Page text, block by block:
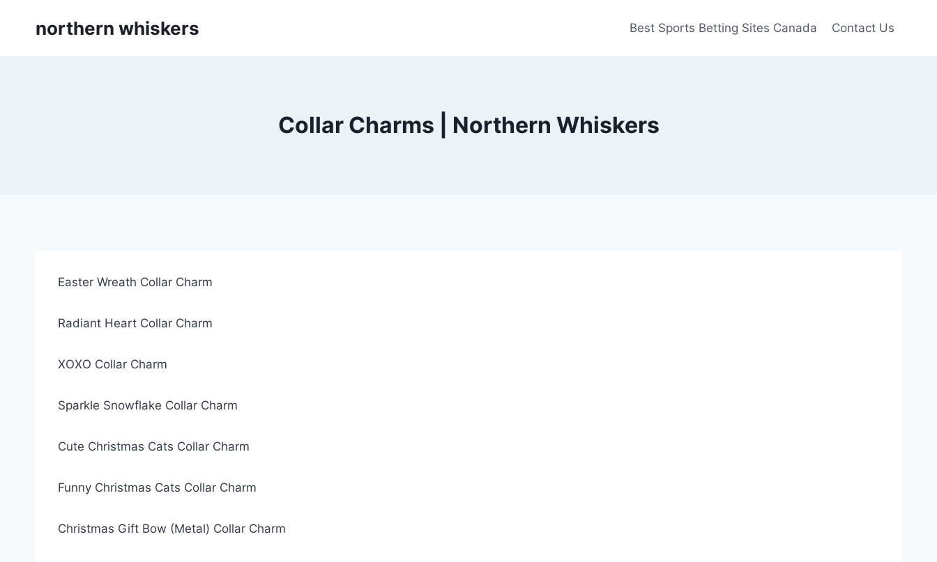
northern whiskers Best Sports Betting Sites Canada Contact Us
Collar Charms | Northern Whiskers
Easter Wreath Collar Charm
Radiant Heart Collar Charm
XOXO Collar Charm
Sparkle Snowflake Collar Charm
Cute Christmas Cats Collar Charm
Funny Christmas Cats Collar Charm
Christmas Gift Bow (Metal) Collar Charm